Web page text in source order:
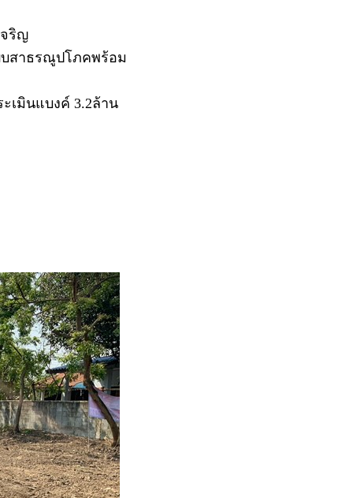
ริญ
บสาธรณูปโภคพร้อม
เมินแบงค์ 3.2ล้าน